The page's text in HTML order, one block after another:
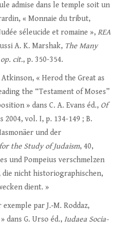
admise dans le temple soit un
« Monnaie du tribut,
séleucide et romaine », REA
A. K. Marshak, The Many
op. cit., p. 350-354.
« Herod the Great as
the “Testament of Moses”
» dans C. A. Evans éd., Of
2004, vol. I, p. 134-149 ; B.
und der
the Study of Judaism, 40,
und Pompeius verschmelzen
die nicht historiographischen,
dient. »
par J.‑M. Roddaz,
dans G. Urso éd., Iudaea Socia-